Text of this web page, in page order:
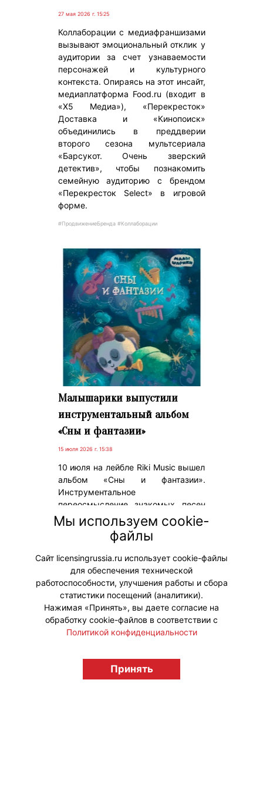
27 мая 2026 г. 15:25
Коллаборации с медиафраншизами
вызывают эмоциональный отклик у
аудитории за счет узнаваемости
персонажей и культурного
контекста. Опираясь на этот инсайт,
медиаплатформа Food.ru (входит в
«X5 Медиа»), «Перекресток»
Доставка и «Кинопоиск»
объединились в преддверии
второго сезона мультсериала
«Барсукот. Очень зверский
детектив», чтобы познакомить
семейную аудиторию с брендом
«Перекресток Select» в игровой
форме.
#ПродвижениеБренда #Коллаборации
Малышарики выпустили
инструментальный альбом
«Сны и фантазии»
15 июля 2026 г. 15:38
10 июля на лейбле Riki Music вышел
альбом «Сны и фантазии».
Инструментальное
переосмысление знакомых песен
из «Малышариков» в исполнении
ансамбля Marimba Plus – одного из
самых ярких инструментальных
коллективов России.
#ПродвижениеБренда
licensingrussia.ru, 2009-2026 12+
Мы используем cookie-
файлы
Сайт licensingrussia.ru использует cookie-файлы
для обеспечения технической
работоспособности, улучшения работы и сбора
статистики посещений (аналитики).
Нажимая «Принять», вы даете согласие на
обработку cookie-файлов в соответствии с
Политикой конфиденциальности
Принять